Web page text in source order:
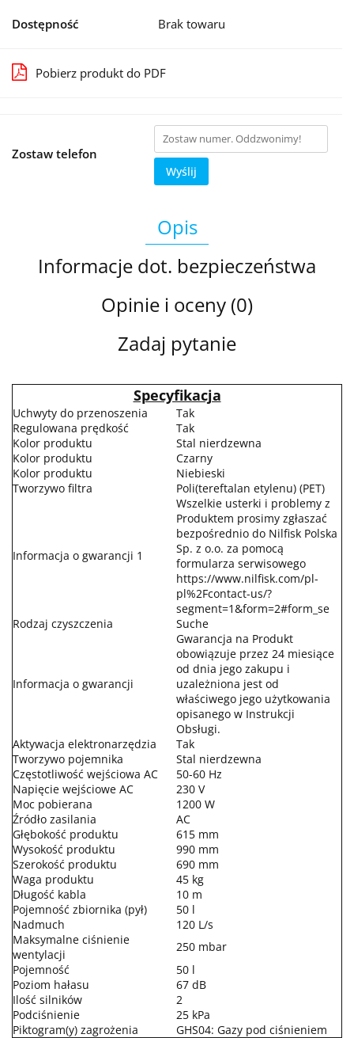
Dostępność Brak towaru
Pobierz produkt do PDF
Zostaw telefon
Wyślij
Opis
Informacje dot. bezpieczeństwa
Opinie i oceny (0)
Zadaj pytanie
Specyfikacja
Uchwyty do przenoszenia
Tak
Regulowana prędkość
Tak
Kolor produktu
Stal nierdzewna
Kolor produktu
Czarny
Kolor produktu
Niebieski
Tworzywo filtra
Poli(tereftalan etylenu) (PET)
Informacja o gwarancji 1
Wszelkie usterki i problemy z
Produktem prosimy zgłaszać
bezpośrednio do Nilfisk Polska
Sp. z o.o. za pomocą
formularza serwisowego
https://www.nilfisk.com/pl-
pl%2Fcontact-us/?
segment=1&form=2#form_se
Rodzaj czyszczenia
Suche
Informacja o gwarancji
Gwarancja na Produkt
obowiązuje przez 24 miesiące
od dnia jego zakupu i
uzależniona jest od
właściwego jego użytkowania
opisanego w Instrukcji
Obsługi.
Aktywacja elektronarzędzia
Tak
Tworzywo pojemnika
Stal nierdzewna
Częstotliwość wejściowa AC
50-60 Hz
Napięcie wejściowe AC
230 V
Moc pobierana
1200 W
Źródło zasilania
AC
Głębokość produktu
615 mm
Wysokość produktu
990 mm
Szerokość produktu
690 mm
Waga produktu
45 kg
Długość kabla
10 m
Pojemność zbiornika (pył)
50 l
Nadmuch
120 L/s
Maksymalne ciśnienie
wentylacji
250 mbar
Pojemność
50 l
Poziom hałasu
67 dB
Ilość silników
2
Podciśnienie
25 kPa
Piktogram(y) zagrożenia
GHS04: Gazy pod ciśnieniem